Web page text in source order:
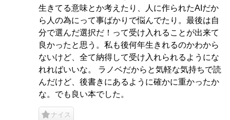
生きてる意味とか考えたり、人に作られたAIだか
ら人の為にって事ばかりで悩んでたり。最後は自
分で選んだ選択だ！って受け入れることが出来て
良かったと思う。私も後何年生きれるのかわから
ないけど、全て納得して受け入れられるようにな
れればいいな。 ラノベだからと気軽な気持ちで読
んだけど、後書きにあるように確かに重かったか
な。でも良い本でした。
ナイス